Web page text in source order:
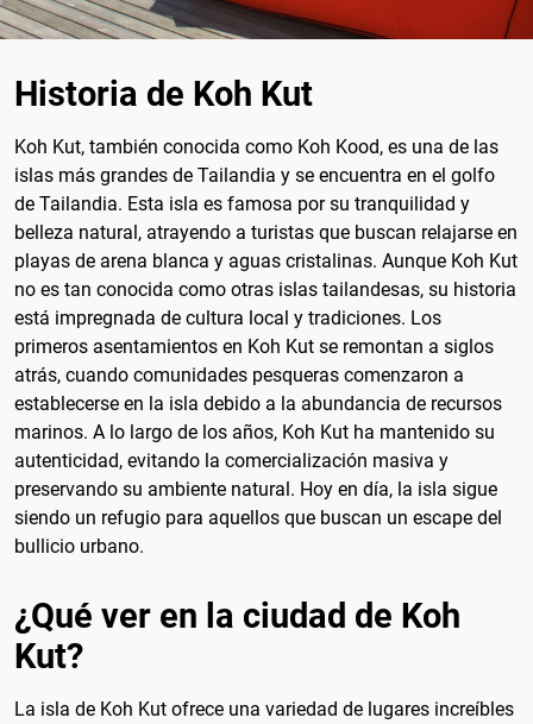
Historia de Koh Kut
Koh Kut, también conocida como Koh Kood, es una de las
islas más grandes de Tailandia y se encuentra en el golfo
de Tailandia. Esta isla es famosa por su tranquilidad y
belleza natural, atrayendo a turistas que buscan relajarse en
playas de arena blanca y aguas cristalinas. Aunque Koh Kut
no es tan conocida como otras islas tailandesas, su historia
está impregnada de cultura local y tradiciones. Los
primeros asentamientos en Koh Kut se remontan a siglos
atrás, cuando comunidades pesqueras comenzaron a
establecerse en la isla debido a la abundancia de recursos
marinos. A lo largo de los años, Koh Kut ha mantenido su
autenticidad, evitando la comercialización masiva y
preservando su ambiente natural. Hoy en día, la isla sigue
siendo un refugio para aquellos que buscan un escape del
bullicio urbano.
¿Qué ver en la ciudad de Koh
Kut?
La isla de Koh Kut ofrece una variedad de lugares increíbles